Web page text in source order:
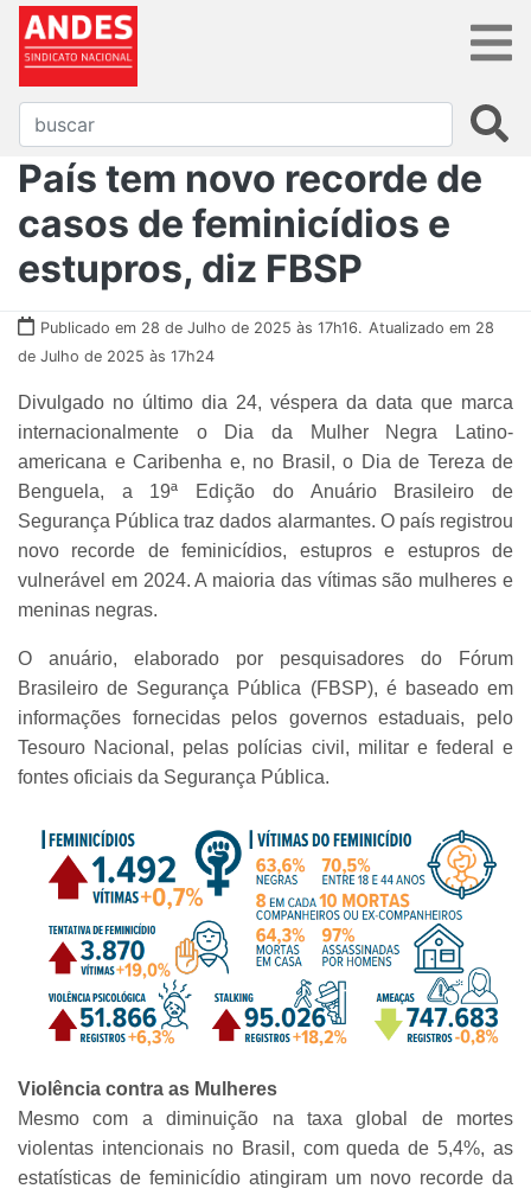
País tem novo recorde de
casos de feminicídios e
estupros, diz FBSP
Publicado em 28 de Julho de 2025 às 17h16. Atualizado em 28
de Julho de 2025 às 17h24
Divulgado no último dia 24, véspera da data que marca
internacionalmente o Dia da Mulher Negra Latino-
americana e Caribenha e, no Brasil, o Dia de Tereza de
Benguela, a 19ª Edição do Anuário Brasileiro de
Segurança Pública traz dados alarmantes. O país registrou
novo recorde de feminicídios, estupros e estupros de
vulnerável em 2024. A maioria das vítimas são mulheres e
meninas negras.
O anuário, elaborado por pesquisadores do Fórum
Brasileiro de Segurança Pública (FBSP), é baseado em
informações fornecidas pelos governos estaduais, pelo
Tesouro Nacional, pelas polícias civil, militar e federal e
fontes oficiais da Segurança Pública.
Violência contra as Mulheres
Mesmo com a diminuição na taxa global de mortes
violentas intencionais no Brasil, com queda de 5,4%, as
estatísticas de feminicídio atingiram um novo recorde da